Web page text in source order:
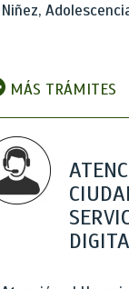
Niñez,
MÁS TRÁMITES